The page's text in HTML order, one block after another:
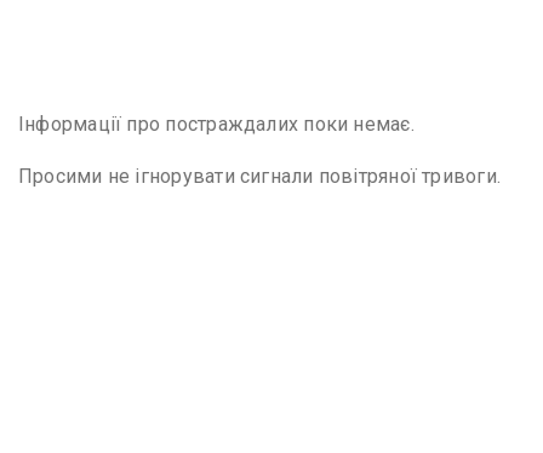
Інформації про постраждалих поки немає.
Просими не ігнорувати сигнали повітряної тривоги.